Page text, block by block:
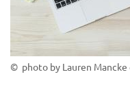
© photo by Lauren Mancke